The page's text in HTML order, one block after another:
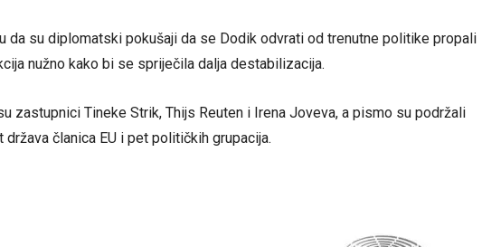
da su diplomatski pokušaji da se Dodik odvrati od trenutne politike propali
nužno kako bi se spriječila dalja destabilizacija.
zastupnici Tineke Strik, Thijs Reuten i Irena Joveva, a pismo su podržali
članica EU i pet političkih grupacija.